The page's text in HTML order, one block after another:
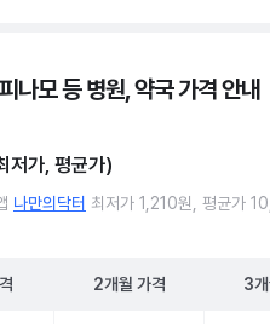
나모 등 병원, 약국 가격 안내
저가, 평균가)
나만의닥터 최저가 1,210원, 평균가
2개월 가격 3